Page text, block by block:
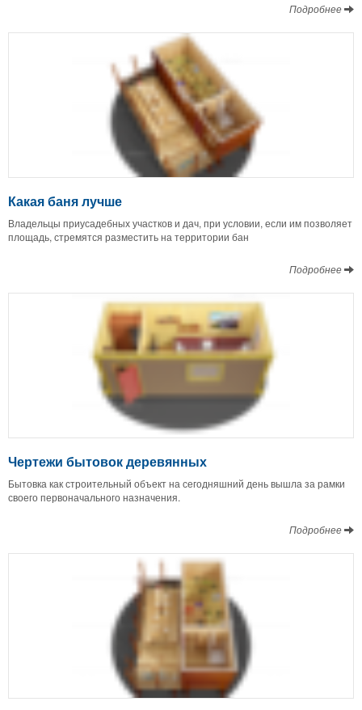
Подробнее
Какая баня лучше
Владельцы приусадебных участков и дач, при условии, если им позволяет
площадь, стремятся разместить на территории бан
Подробнее
Чертежи бытовок деревянных
Бытовка как строительный объект на сегодняшний день вышла за рамки
своего первоначального назначения.
Подробнее